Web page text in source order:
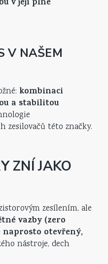
v její plné
V NAŠEM
kombinaci
a stabilitou
zesilovačů této značky.
ZNÍ JAKO
zesílením, ale
vazby (zero
naprosto otevřený,
nástroje, dech